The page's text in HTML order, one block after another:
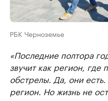
РБК Черноземье
«Последние полтора
звучит как регион, где
обстрелы. Да, они
регион. Но жизнь не